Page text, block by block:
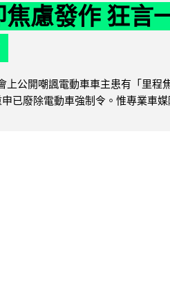
慮發作 狂言
上公開嘲諷電動車車主患有「里程
已廢除電動車強制令。惟專業車